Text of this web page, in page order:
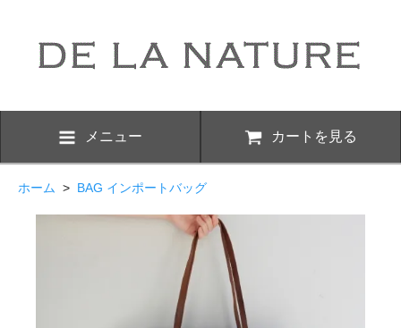
メニュー カートを見る
ホーム > BAG インポートバッグ